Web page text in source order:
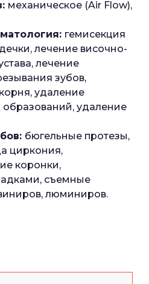
механическое (Air Flow),
гемисекция
лечение височно-
лечение
зубов,
удаление
удаление
бюгельные протезы,
циркония,
коронки,
съемные
люминиров.